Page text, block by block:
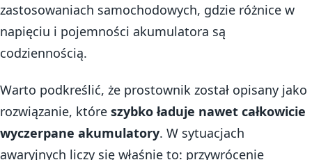
zastosowaniach samochodowych, gdzie różnice w
napięciu i pojemności akumulatora są
codziennością.
Warto podkreślić, że prostownik został opisany jako
rozwiązanie, które szybko ładuje nawet całkowicie
wyczerpane akumulatory. W sytuacjach
awaryjnych liczy się właśnie to: przywrócenie